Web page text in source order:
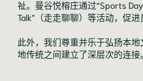
祉。曼谷悦榕庄通过“Sports
Talk”（走走聊聊）等活动，促进
此外，我们尊重并乐于弘扬本
地传统之间建立了深层次的连接。